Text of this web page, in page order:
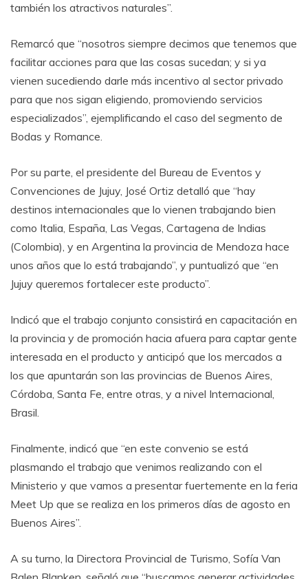
también los atractivos naturales”.
Remarcó que “nosotros siempre decimos que tenemos que
facilitar acciones para que las cosas sucedan; y si ya
vienen sucediendo darle más incentivo al sector privado
para que nos sigan eligiendo, promoviendo servicios
especializados”, ejemplificando el caso del segmento de
Bodas y Romance.
Por su parte, el presidente del Bureau de Eventos y
Convenciones de Jujuy, José Ortiz detalló que “hay
destinos internacionales que lo vienen trabajando bien
como Italia, España, Las Vegas, Cartagena de Indias
(Colombia), y en Argentina la provincia de Mendoza hace
unos años que lo está trabajando”, y puntualizó que “en
Jujuy queremos fortalecer este producto”.
Indicó que el trabajo conjunto consistirá en capacitación en
la provincia y de promoción hacia afuera para captar gente
interesada en el producto y anticipó que los mercados a
los que apuntarán son las provincias de Buenos Aires,
Córdoba, Santa Fe, entre otras, y a nivel Internacional,
Brasil.
Finalmente, indicó que “en este convenio se está
plasmando el trabajo que venimos realizando con el
Ministerio y que vamos a presentar fuertemente en la feria
Meet Up que se realiza en los primeros días de agosto en
Buenos Aires”.
A su turno, la Directora Provincial de Turismo, Sofía Van